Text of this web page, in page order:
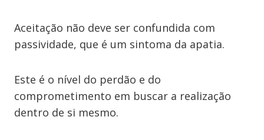
Aceitação não deve ser confundida com
passividade, que é um sintoma da apatia.
Este é o nível do perdão e do
comprometimento em buscar a realização
dentro de si mesmo.